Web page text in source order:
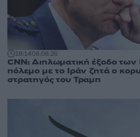
19:1408.08.26
CNN: Διπλωματική έξοδο
πόλεμο με το Ιράν ζητά ο
στρατηγός του Τραμπ